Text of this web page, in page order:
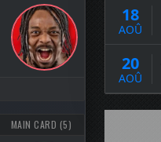
MAIN CARD (5)
18
AOÛ
20
AOÛ